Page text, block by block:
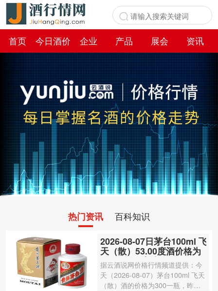
首页 今日酒价 企业 产品 展会
资讯
百科
热门资讯 百科知识
2026-08-07日茅台100ml 飞
天（散）53.00度酒价格为
300一瓶，上涨 3元
据云酒说网价格行情频道提供：今
天（2026-08-07）茅台100ml 飞天
（散）酒的价格为300一瓶，昨日